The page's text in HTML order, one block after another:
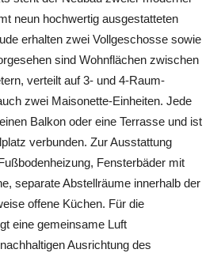
neun hochwertig ausgestatteten
erhalten zwei Vollgeschosse sowie
sind Wohnflächen zwischen
verteilt auf 3- und 4-Raum-
zwei Maisonette-Einheiten. Jede
Balkon oder eine Terrasse und ist
verbunden. Zur Ausstattung
Fensterbäder mit
separate Abstellräume innerhalb der
offene Küchen. Für die
eine gemeinsame Luft
Ausrichtung des